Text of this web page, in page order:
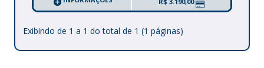
Exibindo de 1 a 1 do total de 1 (1 páginas)